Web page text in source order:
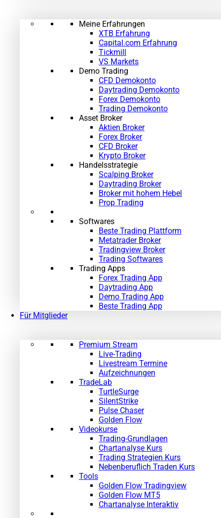
Meine Erfahrungen
XTB Erfahrung
Capital.com Erfahrung
Tickmill
VS Markets
Demo Trading
CFD Demokonto
Daytrading Demokonto
Forex Demokonto
Trading Demokonto
Asset Broker
Aktien Broker
Forex Broker
CFD Broker
Krypto Broker
Handelsstrategie
Scalping Broker
Daytrading Broker
Broker mit hohem Hebel
Prop Trading
Softwares
Beste Trading Plattform
Metatrader Broker
Tradingview Broker
Trading Softwares
Trading Apps
Forex Trading App
Daytrading App
Demo Trading App
Beste Trading App
Für Mitglieder
Premium Stream
Live-Trading
Livestream Termine
Aufzeichnungen
TradeLab
TurtleSurge
SilentStrike
Pulse Chaser
Golden Flow
Videokurse
Trading-Grundlagen
Chartanalyse Kurs
Trading Strategien Kurs
Nebenberuflich Traden Kurs
Tools
Golden Flow Tradingview
Golden Flow MT5
Chartanalyse Interaktiv